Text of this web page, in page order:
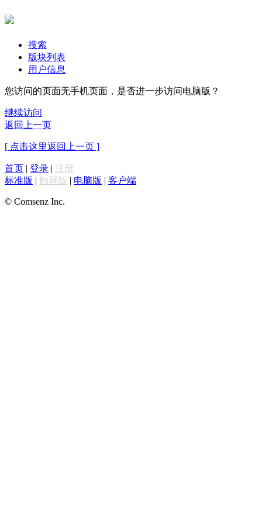
搜索
版块列表
用户信息
您访问的页面无手机页面，是否进一步访问电脑版？
继续访问
返回上一页
[ 点击这里返回上一页 ]
首页 | 登录 | 注册
标准版 | 触屏版 | 电脑版 | 客户端
© Comsenz Inc.